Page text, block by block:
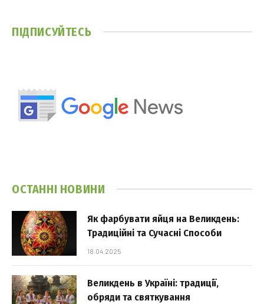
ПІДПИСУЙТЕСЬ
ОСТАННІ НОВИНИ
Як фарбувати яйця на Великдень:
Традиційні та Сучасні Способи
18.04.2025
Великдень в Україні: традиції,
обряди та святкування